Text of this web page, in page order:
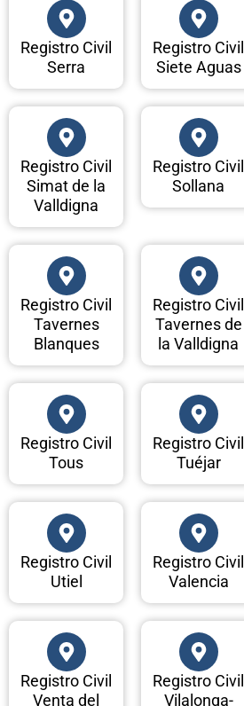
Registro Civil
Serra
Registro Civil
Siete Aguas
Registro Civil
Simat de la
Valldigna
Registro Civil
Sollana
Registro Civil
Tavernes
Blanques
Registro Civil
Tavernes de
la Valldigna
Registro Civil
Tous
Registro Civil
Tuéjar
Registro Civil
Utiel
Registro Civil
Valencia
Registro Civil
Venta del
Registro Civil
Vilalonga-